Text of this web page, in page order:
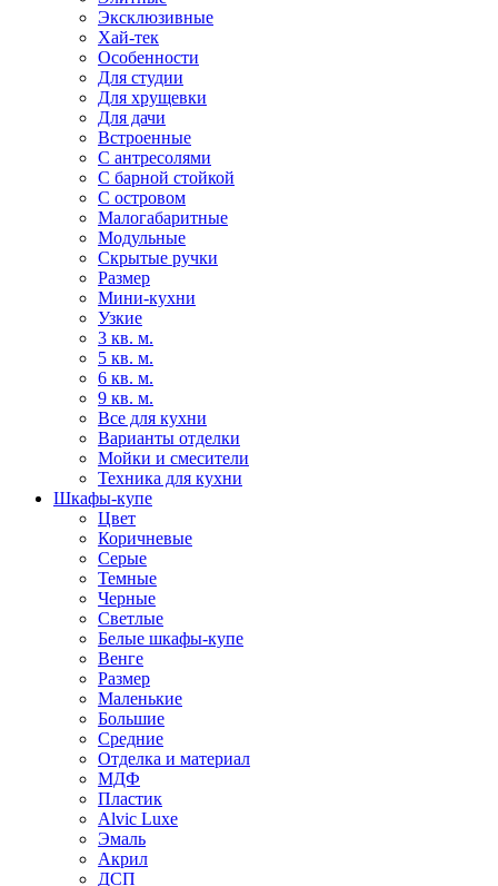
Эксклюзивные
Хай-тек
Особенности
Для студии
Для хрущевки
Для дачи
Встроенные
С антресолями
С барной стойкой
С островом
Малогабаритные
Модульные
Скрытые ручки
Размер
Мини-кухни
Узкие
3 кв. м.
5 кв. м.
6 кв. м.
9 кв. м.
Все для кухни
Варианты отделки
Мойки и смесители
Техника для кухни
Шкафы-купе
Цвет
Коричневые
Серые
Темные
Черные
Светлые
Белые шкафы-купе
Венге
Размер
Маленькие
Большие
Средние
Отделка и материал
МДФ
Пластик
Alvic Luxe
Эмаль
Акрил
ДСП